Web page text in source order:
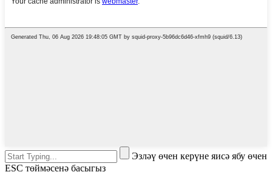
Эзләү өчен керүне яисә ябу өчен
ESC төймәсенә басыгыз